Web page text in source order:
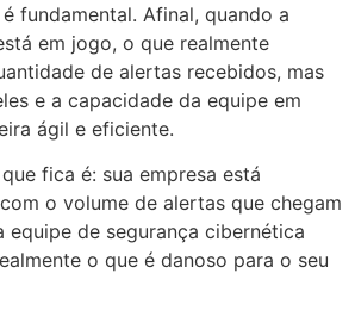
fundamental. Afinal, quando a
em jogo, o que realmente
de alertas recebidos, mas
e a capacidade da equipe em
ágil e eficiente.
fica é: sua empresa está
o volume de alertas que chegam
equipe de segurança cibernética
o que é danoso para o seu